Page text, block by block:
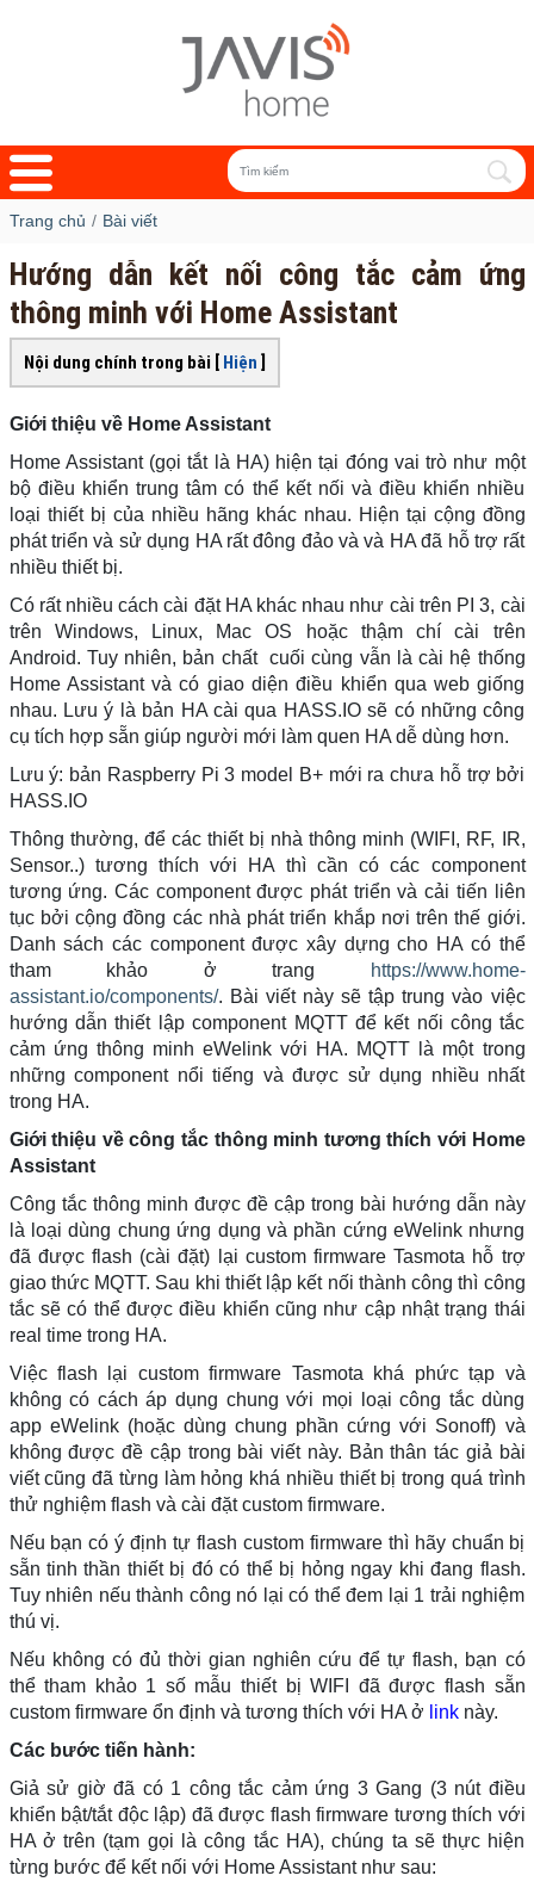
Trang chủ Bài viết
Hướng dẫn kết nối công tắc cảm ứng
thông minh với Home Assistant
Nội dung chính trong bài [ Hiện ]
Giới thiệu về Home Assistant
Home Assistant (gọi tắt là HA) hiện tại đóng vai trò như một
bộ điều khiển trung tâm có thể kết nối và điều khiển nhiều
loại thiết bị của nhiều hãng khác nhau. Hiện tại cộng đồng
phát triển và sử dụng HA rất đông đảo và và HA đã hỗ trợ rất
nhiều thiết bị.
Có rất nhiều cách cài đặt HA khác nhau như cài trên PI 3, cài
trên Windows, Linux, Mac OS hoặc thậm chí cài trên
Android. Tuy nhiên, bản chất cuối cùng vẫn là cài hệ thống
Home Assistant và có giao diện điều khiển qua web giống
nhau. Lưu ý là bản HA cài qua HASS.IO sẽ có những công
cụ tích hợp sẵn giúp người mới làm quen HA dễ dùng hơn.
Lưu ý: bản Raspberry Pi 3 model B+ mới ra chưa hỗ trợ bởi
HASS.IO
Thông thường, để các thiết bị nhà thông minh (WIFI, RF, IR,
Sensor..) tương thích với HA thì cần có các component
tương ứng. Các component được phát triển và cải tiến liên
tục bởi cộng đồng các nhà phát triển khắp nơi trên thế giới.
Danh sách các component được xây dựng cho HA có thể
tham khảo ở trang
https://www.home-
assistant.io/components/. Bài viết này sẽ tập trung vào việc
hướng dẫn thiết lập component MQTT để kết nối công tắc
cảm ứng thông minh eWelink với HA. MQTT là một trong
những component nổi tiếng và được sử dụng nhiều nhất
trong HA.
Giới thiệu về công tắc thông minh tương thích với Home
Assistant
Công tắc thông minh được đề cập trong bài hướng dẫn này
là loại dùng chung ứng dụng và phần cứng eWelink nhưng
đã được flash (cài đặt) lại custom firmware Tasmota hỗ trợ
giao thức MQTT. Sau khi thiết lập kết nối thành công thì công
tắc sẽ có thể được điều khiển cũng như cập nhật trạng thái
real time trong HA.
Việc flash lại custom firmware Tasmota khá phức tạp và
không có cách áp dụng chung với mọi loại công tắc dùng
app eWelink (hoặc dùng chung phần cứng với Sonoff) và
không được đề cập trong bài viết này. Bản thân tác giả bài
viết cũng đã từng làm hỏng khá nhiều thiết bị trong quá trình
thử nghiệm flash và cài đặt custom firmware.
Nếu bạn có ý định tự flash custom firmware thì hãy chuẩn bị
sẵn tinh thần thiết bị đó có thể bị hỏng ngay khi đang flash.
Tuy nhiên nếu thành công nó lại có thể đem lại 1 trải nghiệm
thú vị.
Nếu không có đủ thời gian nghiên cứu để tự flash, bạn có
thể tham khảo 1 số mẫu thiết bị WIFI đã được flash sẵn
custom firmware ổn định và tương thích với HA ở linknày.
Các bước tiến hành:
Giả sử giờ đã có 1 công tắc cảm ứng 3 Gang (3 nút điều
khiển bật/tắt độc lập) đã được flash firmware tương thích với
HA ở trên (tạm gọi là công tắc HA), chúng ta sẽ thực hiện
từng bước để kết nối với Home Assistant như sau: